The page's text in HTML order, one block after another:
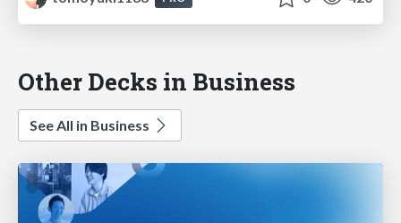
Other Decks in Business
See All in Business